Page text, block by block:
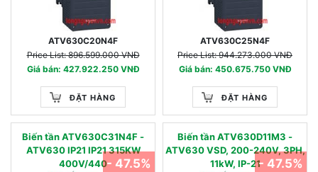
ATV630C20N4F
Price List: 896.599.000 VNĐ
Giá bán: 427.922.250 VNĐ
ĐẶT HÀNG
ATV630C25N4F
Price List: 944.273.000 VNĐ
Giá bán: 450.675.750 VNĐ
ĐẶT HÀNG
Biến tần ATV630C31N4F -
ATV630 IP21 IP21 315KW
400V/440- 47.5%
Biến tần ATV630D11M3 -
ATV630 VSD, 200-240V, 3PH,
11kW, IP-21- 47.5%